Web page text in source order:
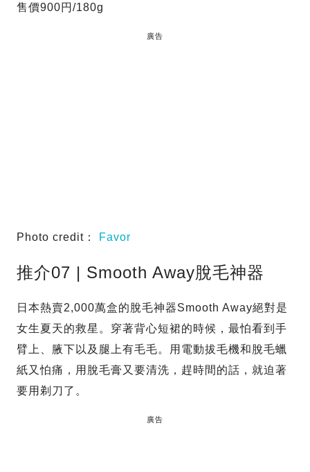
售價900円/180g
廣告
Photo credit： Favor
推介07 | Smooth Away脫毛神器
日本熱賣2,000萬盒的脫毛神器Smooth Away絕對是
女生夏天的救星。穿著背心短裙的時候，最怕看到手
臂上、腋下以及腿上有毛毛。用電動拔毛機和脫毛蠟
紙又怕痛，用脫毛膏又要清洗，趕時間的話，就迫著
要用剃刀了。
廣告